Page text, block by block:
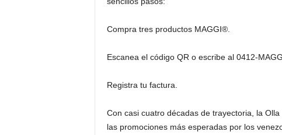
Compra tres productos MAGGI®.
Escanea el código QR o escribe al 0412-
Registra tu factura.
Con casi cuatro décadas de trayectoria, la
las promociones más esperadas por los